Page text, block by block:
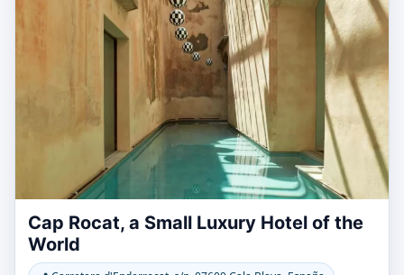
Cap Rocat, a Small Luxury Hotel of the
World